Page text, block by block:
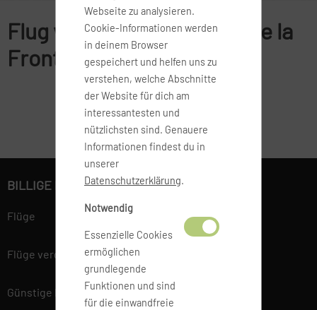
Flug von BRE nach Jerez de la
Frontera
Webseite zu analysieren.
Cookie-Informationen werden
in deinem Browser
gespeichert und helfen uns zu
verstehen, welche Abschnitte
der Website für dich am
interessantesten und
nützlichsten sind. Genauere
Informationen findest du in
unserer
Datenschutzerklärung.
Notwendig
Essenzielle Cookies
ermöglichen
grundlegende
Funktionen und sind
für die einwandfreie
BILLIGE FLÜGE BUCHEN
Flüge
Flüge vergleichen
Günstige Flüge